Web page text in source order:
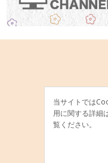
当サイトでは
用に関する詳細
覧ください。